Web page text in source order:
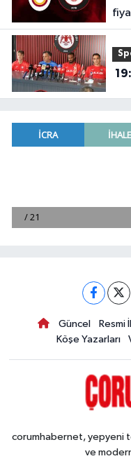
Güncel Resmi
Köşe Yazarları
corumhabernet, yepyeni
ve